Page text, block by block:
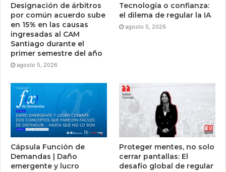
Designación de árbitros
por común acuerdo sube
en 15% en las causas
ingresadas al CAM
Santiago durante el
primer semestre del año
agosto 5, 2026
Tecnología o confianza:
el dilema de regular la IA
agosto 5, 2026
Cápsula Función de
Demandas | Daño
emergente y lucro
Proteger mentes, no solo
cerrar pantallas: El
desafío global de regular